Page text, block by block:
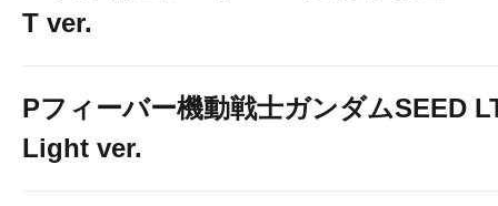
T ver.
Pフィーバー機動戦士ガンダムSEED
Light ver.